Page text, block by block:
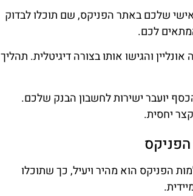
שלכם באתר הפניקס, שם תוכלו לבדוק
לכם.
והגישו אותו בצורה דיגיטלית. תהליך
יועבר ישירות לחשבון הבנק שלכם.
יחסית.
הפניקס הוא מהיר ויעיל, כך שתוכלו